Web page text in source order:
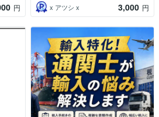
円
x アツシ x
3,000 円